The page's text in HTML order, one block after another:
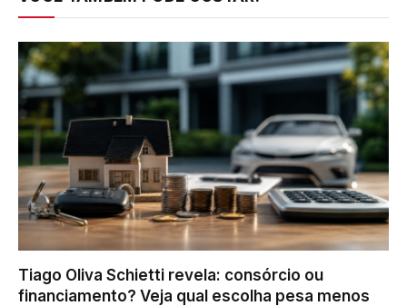
Tiago Oliva Schietti revela: consórcio ou
financiamento? Veja qual escolha pesa menos